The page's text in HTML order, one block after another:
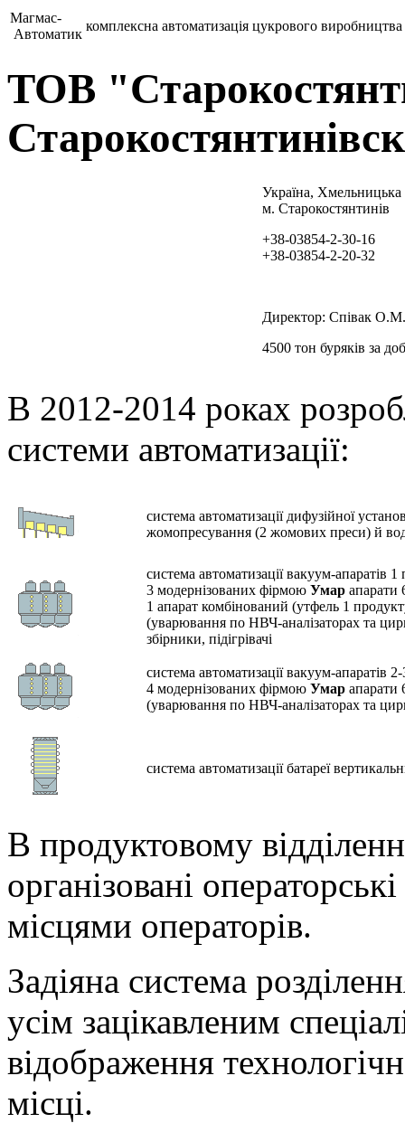
Магмас-
Автоматик
комплексна автоматизація цукрового виробництва
ТОВ
Україна, Хмельницька
м. Старокостянтинів
+38-03854-2-30-16
+38-03854-2-20-32
Директор: Співак О.М.
4500 тон буряків за
В 2012-2014 роках
системи автоматизації:
система автоматизації дифузійної
жомопресування (2 жомових преси) й
система автоматизації вакуум-апаратів 1
3 модернізованих фірмою Умар апарати
1 апарат комбінований (утфель 1
(уварювання по НВЧ-аналізаторах та
збірники, підігрівачі
система автоматизації вакуум-апаратів
4 модернізованих фірмою Умар апарати
(уварювання по НВЧ-аналізаторах та
система автоматизації батареї
В продуктовому
організовані
місцями операторів.
Задіяна система
усім зацікавленим
відображення
місці.